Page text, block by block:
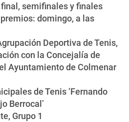
semifinales y finales
domingo, a las
Deportiva de Tenis,
con la Concejalía de
Ayuntamiento de Colmenar
de Tenis ‘Fernando
Berrocal’
Grupo 1